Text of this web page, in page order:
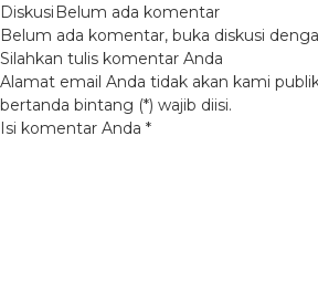
Diskusi Belum ada komentar
Belum ada komentar, buka diskusi
Silahkan tulis komentar Anda
Alamat email Anda tidak akan kami
bertanda bintang (*) wajib diisi.
Isi komentar Anda *